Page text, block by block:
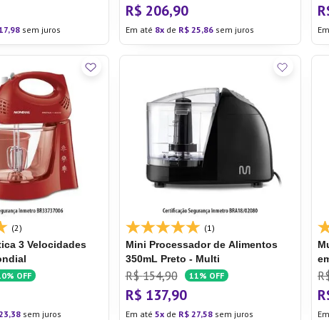
,98sem juros
R$ 206,90
Em até 8 de R$ 25,86sem juros
(2)
3 Velocidades
OFF
,38sem juros
(1)
Mini Processador de Alimentos
350mL Preto - Multi
R$ 154,90 11% OFF
R$ 137,90
Em até 5 de R$ 27,58sem juros